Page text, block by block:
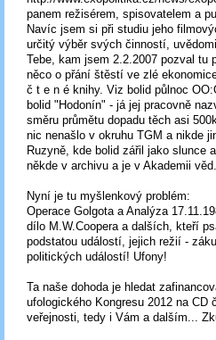
panem režisérem, spisovatelem a
Navíc jsem si při studiu jeho
určitý výběr svých činností,
Tebe, kam jsem 2.2.2007 pozval tu
něco o přání štěstí ve zlé
č t e n é knihy. Viz bolid půlnoc
bolid "Hodonín" - já jej pracovně
směru průmětu dopadu těch asi
nic nenašlo v okruhu TGM a nikde
Ruzyně, kde bolid zářil jako slunce
někde v archivu a je v Akademii
Nyní je tu myšlenkový problém:
Operace Golgota a Analýza
dílo M.W.Coopera a dalších, kteří
podstatou událostí, jejich režií -
politických událostí! Ufony!
Ta naše dohoda je hledat
ufologického Kongresu 2012 na CD
veřejnosti, tedy i Vám a dalším...